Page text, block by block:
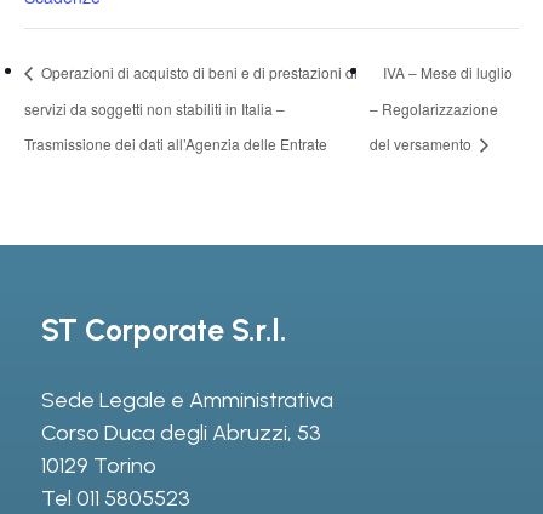
Operazioni di acquisto di beni e di prestazioni di
servizi da soggetti non stabiliti in Italia –
Trasmissione dei dati all’Agenzia delle Entrate
IVA – Mese di luglio
– Regolarizzazione
del versamento
ST Corporate S.r.l.
Sede Legale e Amministrativa
Corso Duca degli Abruzzi, 53
10129 Torino
Tel 011 5805523